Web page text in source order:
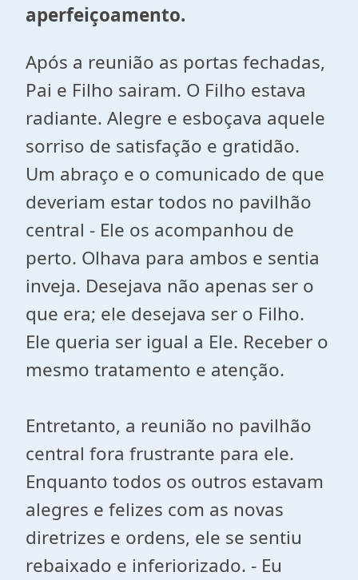
aperfeiçoamento.
Após a reunião as portas fechadas,
Pai e Filho sairam. O Filho estava
radiante. Alegre e esboçava aquele
sorriso de satisfação e gratidão.
Um abraço e o comunicado de que
deveriam estar todos no pavilhão
central - Ele os acompanhou de
perto. Olhava para ambos e sentia
inveja. Desejava não apenas ser o
que era; ele desejava ser o Filho.
Ele queria ser igual a Ele. Receber o
mesmo tratamento e atenção.
Entretanto, a reunião no pavilhão
central fora frustrante para ele.
Enquanto todos os outros estavam
alegres e felizes com as novas
diretrizes e ordens, ele se sentiu
rebaixado e inferiorizado. - Eu